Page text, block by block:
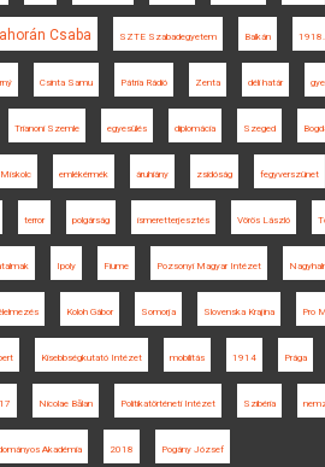
Csaba SZTE Szabadegyetem Balkán 1918.
Csinta Samu Pátria Rádió Zenta déli határ
Trianoni Szemle egyesülés diplomácia Szeged
Miskolc emlékérmék áruhiány zsidóság fegyverszünet
terror polgárság ismeretterjesztés Vörös László
Ipoly Fiume Pozsonyi Magyar Intézet
Koloh Gábor Somorja Slovenska Krajina Pro
Kisebbségkutató Intézet mobilitás 1914 Prága
Nicolae Bălan Politikatörténeti Intézet Szibéria
Akadémia 2018 Pogány József